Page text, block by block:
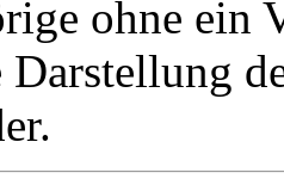
ohne ein